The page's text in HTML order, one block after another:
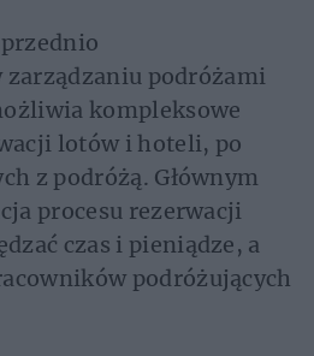
podróżami
kompleksowe
lotów i hoteli, po
z podróżą. Głównym
procesu rezerwacji
czas i pieniądze, a
podróżujących